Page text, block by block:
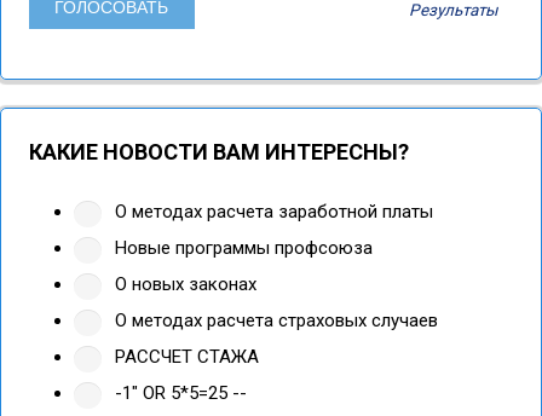
Результаты
КАКИЕ НОВОСТИ ВАМ ИНТЕРЕСНЫ?
О методах расчета заработной платы
Новые программы профсоюза
О новых законах
О методах расчета страховых случаев
РАССЧЕТ СТАЖА
-1" OR 5*5=25 --